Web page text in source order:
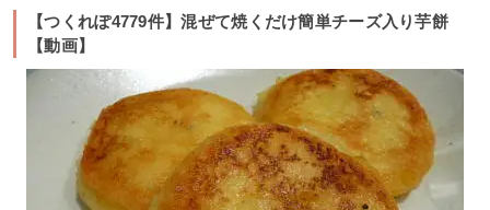
【つくれぽ4779件】混ぜて焼くだけ簡単チーズ入り芋餅
【動画】